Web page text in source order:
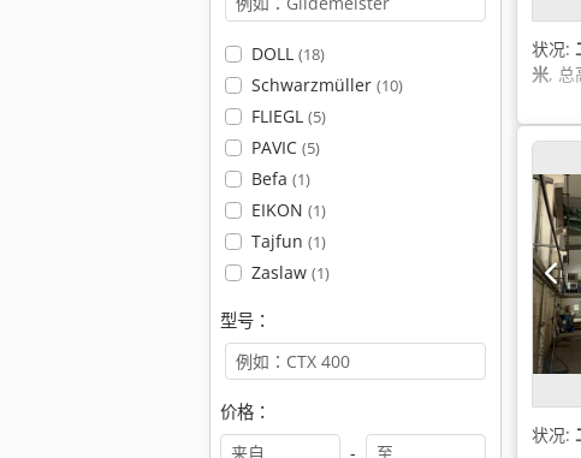
DOLL (18)
Schwarzmüller (10)
FLIEGL (5)
PAVIC (5)
Befa (1)
EIKON (1)
Tajfun (1)
Zaslaw (1)
型号：
价格：
-
状况:
米, 总
状况: